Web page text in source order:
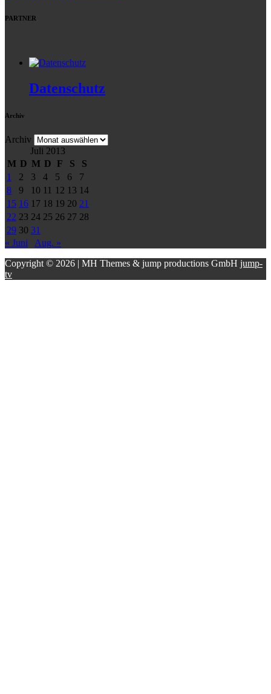
PARTNER
Datenschutz
Archiv
Archiv
Juli 2013
M D M D F S
S
1
2 3 4 5 6
7
8
9 10 11 12 13 14
15 16 17 18 19 20 21
22 23 24 25 26 27 28
29 30 31
« Juni
Aug. »
Copyright © 2026 | MH Themes & jump productions GmbH jump-
tv